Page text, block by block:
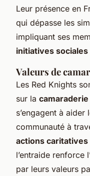
Leur présence en
qui dépasse les
impliquant ses
initiatives sociales
Valeurs de
Les Red Knights
sur la camaraderie
s’engagent à
communauté à
actions caritatives
l’entraide renforce
par leurs valeurs